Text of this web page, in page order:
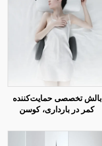
بالش تخصصی حمایت‌کننده
کمر در بارداری، کوسن
برای تخت، بالش کمر W2